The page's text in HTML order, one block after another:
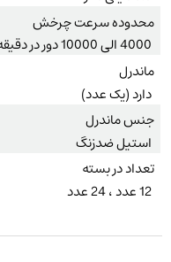
محدوده سرعت چرخش
4000 الی 10000 دور در دقیقه
ماندرل
دارد (یک عدد)
جنس ماندرل
استیل ضدزنگ
تعداد در بسته
12 عدد ، 24 عدد